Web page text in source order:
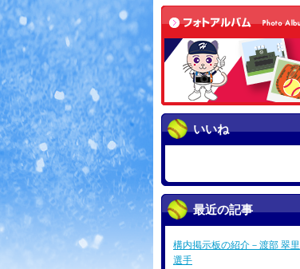
いいね
最近の記事
構内掲示板の紹介－渡部 翠里
選手